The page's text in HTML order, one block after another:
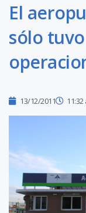
El
sólo
13/12/2011 11:32